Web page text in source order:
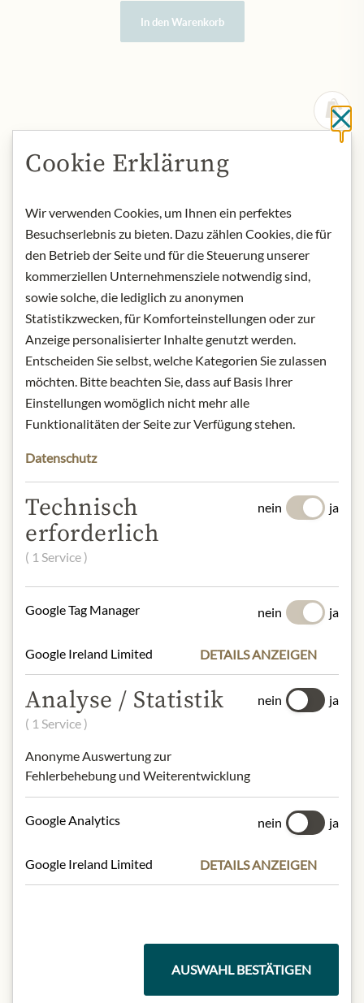
In den Warenkorb
75 gr
Cookie Erklärung
Wir verwenden Cookies, um Ihnen ein perfektes
Besuchserlebnis zu bieten. Dazu zählen Cookies, die für
den Betrieb der Seite und für die Steuerung unserer
kommerziellen Unternehmensziele notwendig sind,
sowie solche, die lediglich zu anonymen
Statistikzwecken, für Komforteinstellungen oder zur
Anzeige personalisierter Inhalte genutzt werden.
Entscheiden Sie selbst, welche Kategorien Sie zulassen
möchten. Bitte beachten Sie, dass auf Basis Ihrer
Einstellungen womöglich nicht mehr alle
Funktionalitäten der Seite zur Verfügung stehen.
Datenschutz
Technisch
erforderlich
( 1 Service )
nein ja
Google Tag Manager nein ja
Google Ireland Limited DETAILS ANZEIGEN
Analyse / Statistik
( 1 Service )
Anonyme Auswertung zur
Fehlerbehebung und Weiterentwicklung
nein ja
Google Analytics nein ja
Google Ireland Limited DETAILS ANZEIGEN
AUSWAHL BESTÄTIGEN